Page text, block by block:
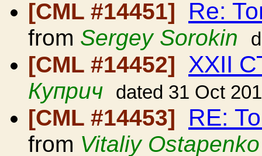
[CML #14451] Re:
from Sergey Sorokin
[CML #14452] ХХІІ
Куприч dated 31 Oct
[CML #14453] RE:
from Vitaliy Ostapenko